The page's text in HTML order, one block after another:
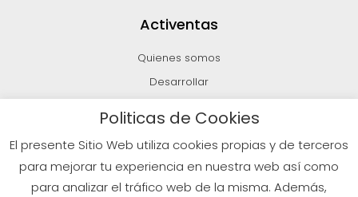
Activentas
Quienes somos
Desarrollar
Blog
Politicas de Cookies
El presente Sitio Web utiliza cookies propias y de terceros
para mejorar tu experiencia en nuestra web así como
para analizar el tráfico web de la misma. Además,